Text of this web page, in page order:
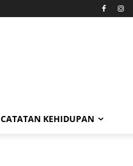
CATATAN KEHIDUPAN